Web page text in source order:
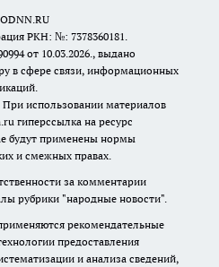
РКН: №: 7378360181.
от 10.03.2026., выдано
в сфере связи, информационных
При использовании материалов
гиперссылка на ресурс
будут применены нормы
и смежных правах.
за комментарии
рубрики "народные новости".
рекомендательные
предоставления
и анализа сведений,